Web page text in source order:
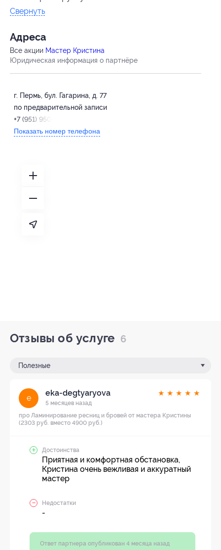
Свернуть
Адресa
Все акции Мастер Кристина
Юридическая информация о партнёре
г. Пермь, бул. Гагарина, д. 77
по предварительной записи
+7 (951) 950-55-12
Показать номер телефона
Отзывы об услуге 6
Полезные
e
eka-degtyaryova
5 месяцев назад
★ ★ ★ ★ ★
про Ламинирование ресниц и бровей от мастера Кристины
(2303 руб. вместо 4900 руб.)
Достоинства
Приятная и комфортная обстановка,
Кристина очень вежливая и аккуратный
мастер
Недостатки
-
Ответ партнера опубликован 4 месяца назад